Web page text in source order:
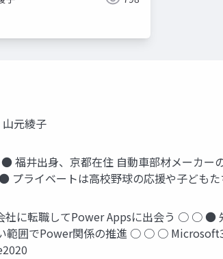
元綾子
福井出身、京都在住 自動車部材メーカ
ライベートは高校野球の応援や子どもた
に転職してPower Appsに出会う ○ ○ ●
範囲でPower関係の推進 ○ ○ ○